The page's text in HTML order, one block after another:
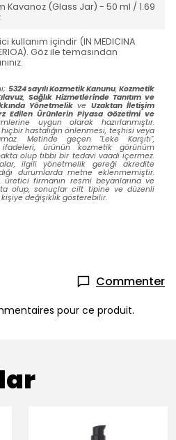
Kavanoz (Glass Jar) - 50 ml / 1.69
kullanım içindir (IN MEDICINA
Göz ile temasından
5324 sayılı Kozmetik Kanunu,Kozmetik
, Sağlık Hizmetlerinde Tanıtım ve
YönetmelikveUzaktan İletişim
Edilen Ürünlerin Piyasa Gözetimi ve
uygun olarak hazırlanmıştır.
hastalığın önlenmesi, teşhisi veya
Metinde geçen "Leke Karşıtı",
ifadeleri, ürünün kozmetik görünüm
olup tıbbi bir tedavi vaadi içermez.
ilgili yönetmelik gereği akredite
durumlarda metne eklenmemiştir.
firmanın resmi beyanlarına ve
olup, sonuçlar cilt tipine ve düzenli
değişiklik gösterebilir.
Commenter
pour ce produit.